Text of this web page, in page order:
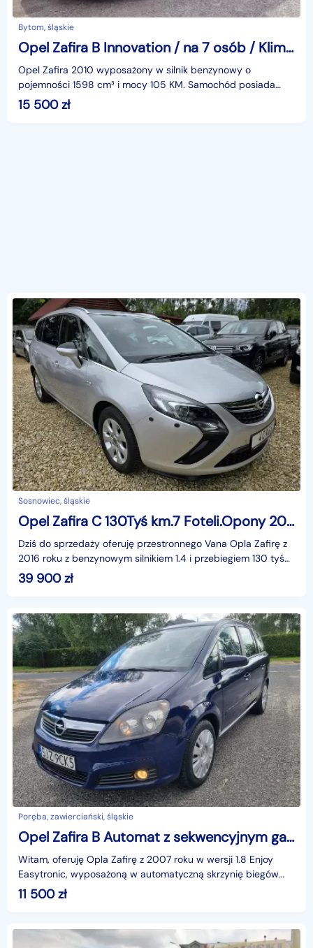
Bytom, śląskie
Opel Zafira B Innovation / na 7 osób / Klimatronic
Opel Zafira 2010 wyposażony w silnik benzynowy o
pojemności 1598 cm³ i mocy 105 KM. Samochód posiada
manualną skrzynię biegów i napęd na przednią oś.Opel
Zafira
15 500zł
Sosnowiec, śląskie
Opel Zafira C 130Tyś km.7 Foteli.Opony 2024 wielosezonowe.Przetronny,rodzinny Van
Dziś do sprzedaży oferuję przestronnego Vana Opla Zafirę z
2016 roku z benzynowym silnikiem 1.4 i przebiegiem 130 tyś
km. Auto sprowadzone z Niemiec w bardzo do
39 900zł
Poręba, zawierciański, śląskie
Opel Zafira B Automat z sekwencyjnym gazem 7 osób 1.8 benzyna
Witam, oferuję Opla Zafirę z 2007 roku w wersji 1.8 Enjoy
Easytronic, wyposażoną w automatyczną skrzynię biegów
oraz instalację LPG (sekwencyjny gaz). Samochód
11 500zł